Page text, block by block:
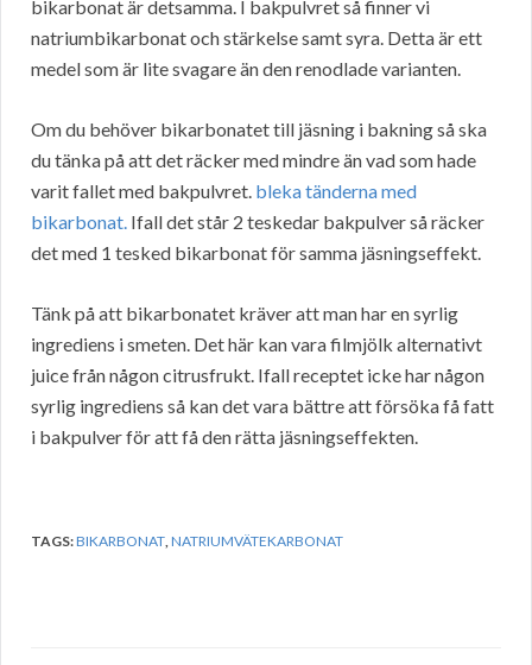
bikarbonat är detsamma. I bakpulvret så finner vi
natriumbikarbonat och stärkelse samt syra. Detta är ett
medel som är lite svagare än den renodlade varianten.
Om du behöver bikarbonatet till jäsning i bakning så ska
du tänka på att det räcker med mindre än vad som hade
varit fallet med bakpulvret. bleka tänderna med
bikarbonat. Ifall det står 2 teskedar bakpulver så räcker
det med 1 tesked bikarbonat för samma jäsningseffekt.
Tänk på att bikarbonatet kräver att man har en syrlig
ingrediens i smeten. Det här kan vara filmjölk alternativt
juice från någon citrusfrukt. Ifall receptet icke har någon
syrlig ingrediens så kan det vara bättre att försöka få fatt
i bakpulver för att få den rätta jäsningseffekten.
TAGS:BIKARBONAT,NATRIUMVÄTEKARBONAT